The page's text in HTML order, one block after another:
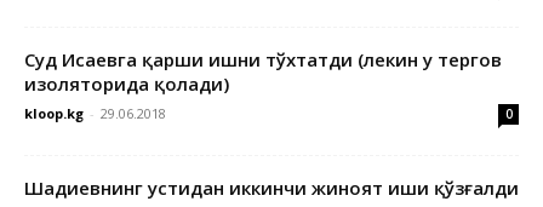
Суд Исаевга қарши ишни тўхтатди (лекин у тергов
изоляторида қолади)
kloop.kg - 29.06.2018 0
Шадиевнинг устидан иккинчи жиноят иши қўзғалди